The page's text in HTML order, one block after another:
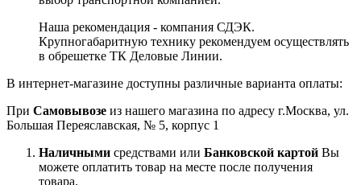
Наша рекомендация - компания СДЭК.
Крупногабаритную технику рекомендуем осуществлять
в обрешетке ТК Деловые Линии.
В интернет-магазине доступны различные варианта оплаты:
При Самовывозе из нашего магазина по адресу г.Москва, ул.
Большая Переяславская, № 5, корпус 1
Наличными средствами или Банковской картой Вы
можете оплатить товар на месте после получения
товара.